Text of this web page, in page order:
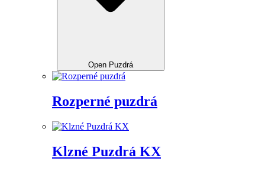
Open Puzdrá
Rozperné puzdrá
Klzné Puzdrá KX